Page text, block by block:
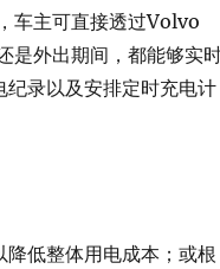
车主可直接透过Volvo
是外出期间，都能够实
录以及安排定时充电计
低整体用电成本；或根